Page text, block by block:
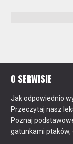
O SERWISIE
Jak odpowiednio
Przeczytaj nasz
Poznaj
gatunkami ptaków,